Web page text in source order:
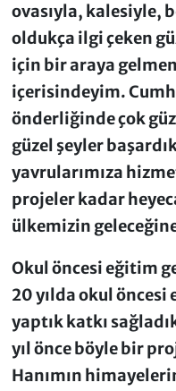
ovasıyla, kalesiyle,
oldukça ilgi çeken
için bir araya
içerisindeyim.
önderliğinde çok
güzel şeyler
yavrularımıza
projeler kadar
ülkemizin
Okul öncesi eğitim
20 yılda okul
yaptık katkı
yıl önce böyle bir
Hanımın